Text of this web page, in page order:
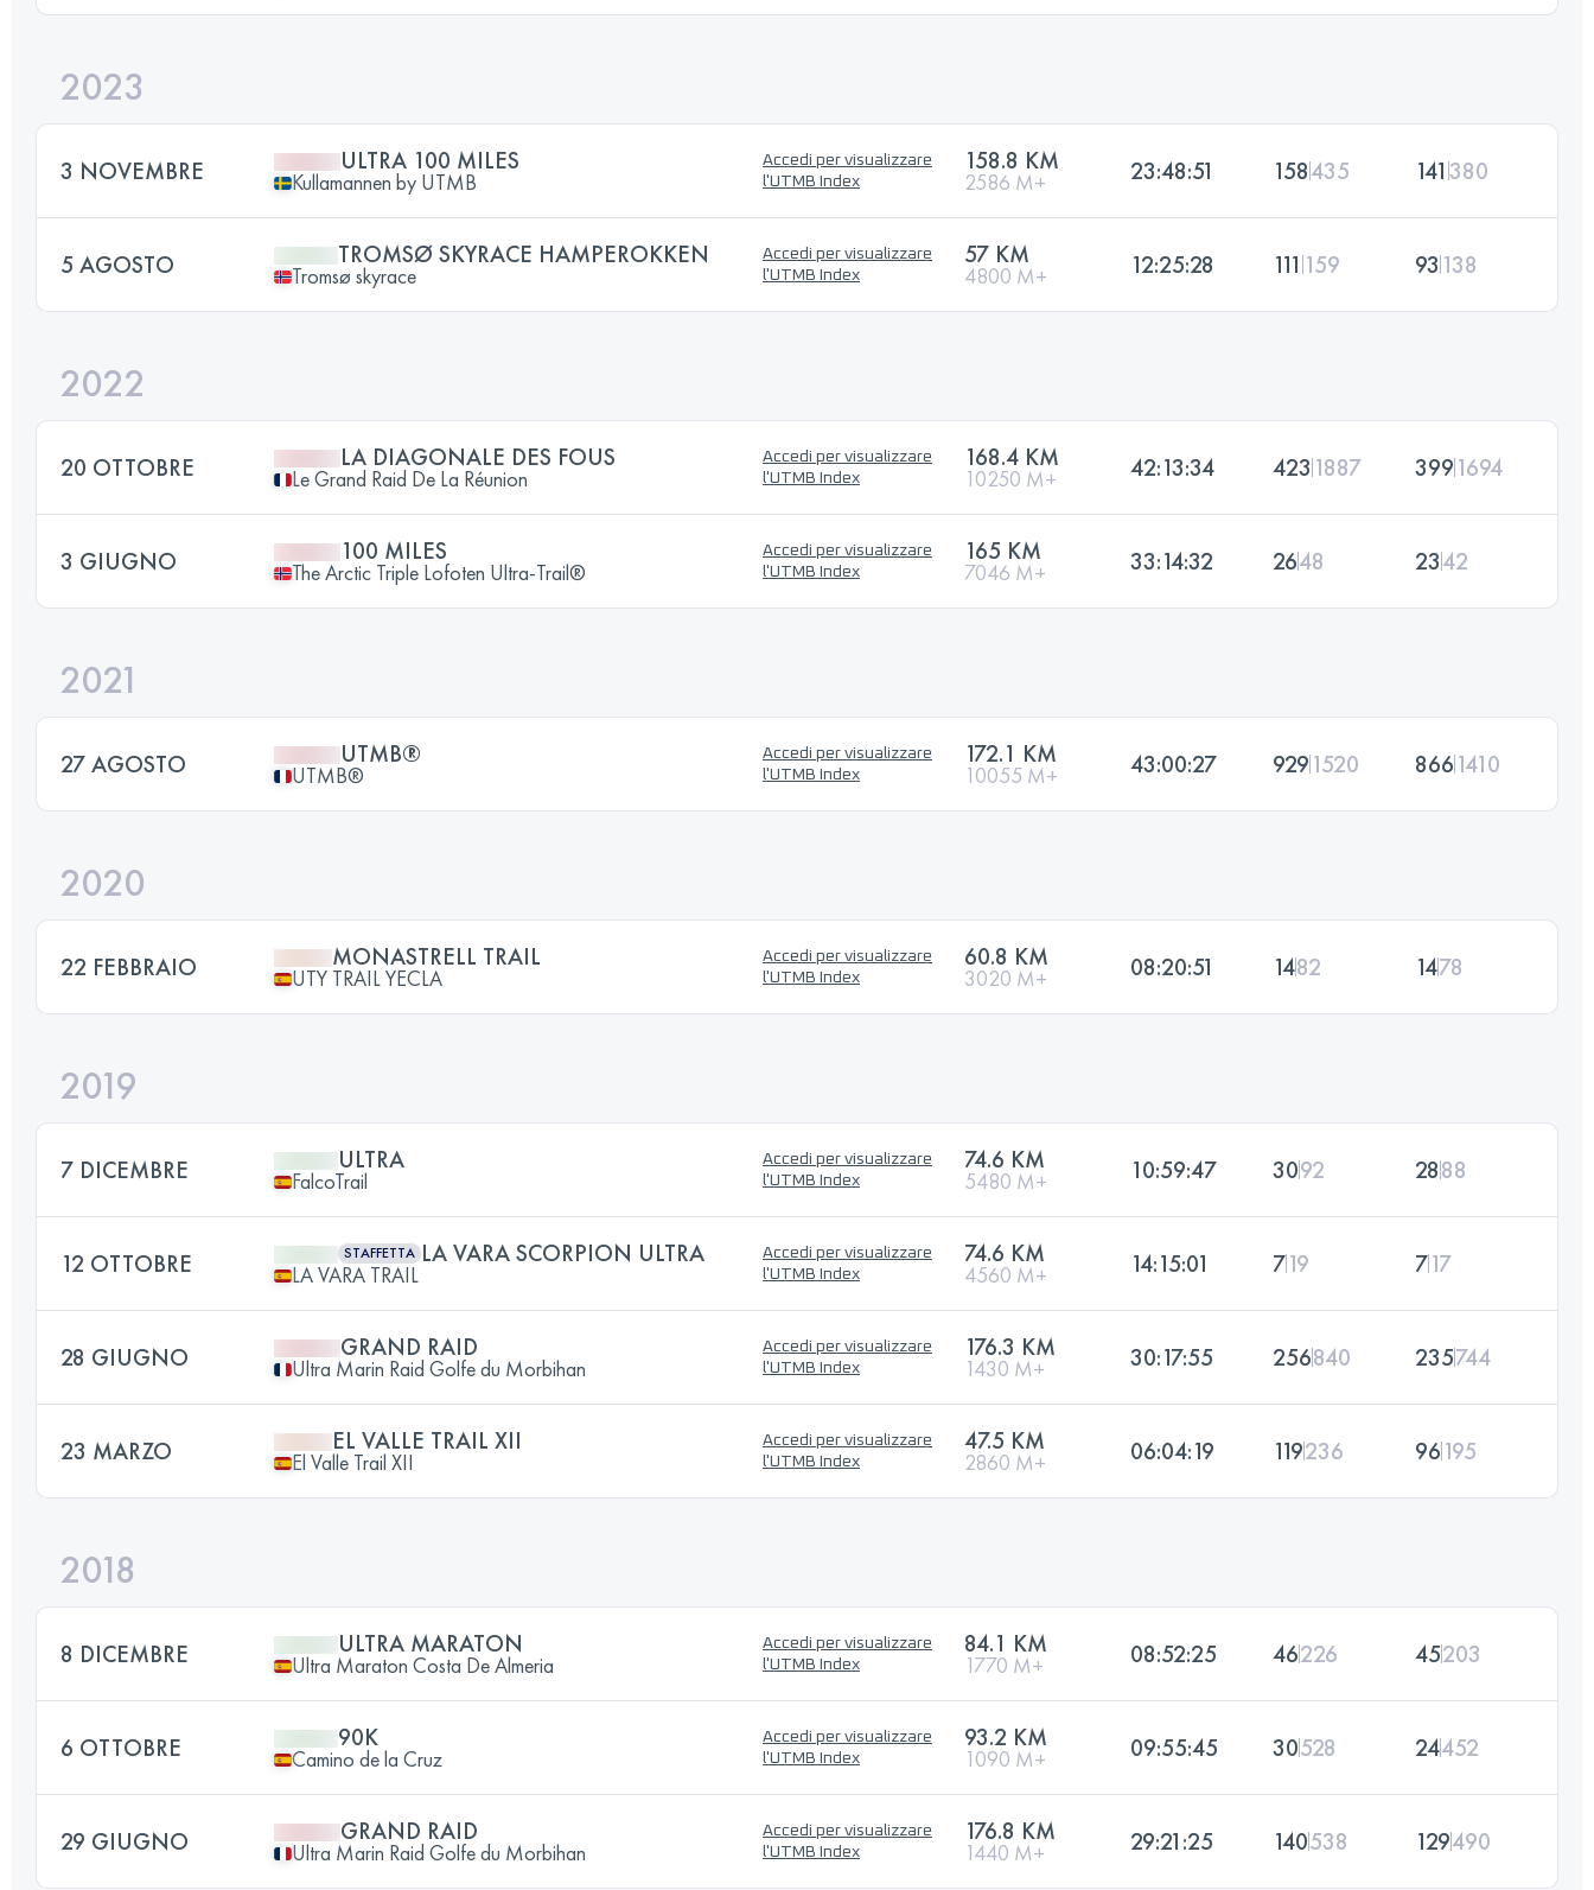
2023
3 NOVEMBRE ULTRA 100 MILES
Kullamannen by UTMB
Accedi per visualizzare
l'UTMB Index
158.8 KM
2586 M+ 23:48:51 158435 141380
5 AGOSTO TROMSØ SKYRACE HAMPEROKKEN
Tromsø skyrace
Accedi per visualizzare
l'UTMB Index
57 KM
4800 M+ 12:25:28 111 159 93 138
2022
20 OTTOBRE LA DIAGONALE DES FOUS
Le Grand Raid De La Réunion
Accedi per visualizzare
l'UTMB Index
168.4 KM
10250 M+ 42:13:34 423 1887 3991694
3 GIUGNO 100 MILES
The Arctic Triple Lofoten Ultra-Trail®
Accedi per visualizzare
l'UTMB Index
165 KM
7046 M+ 33:14:32 2648 2342
2021
27 AGOSTO UTMB®
UTMB®
Accedi per visualizzare
l'UTMB Index
172.1 KM
10055 M+ 43:00:27 9291520 8661410
2020
22 FEBBRAIO MONASTRELL TRAIL
UTY TRAIL YECLA
Accedi per visualizzare
l'UTMB Index
60.8 KM
3020 M+ 08:20:51 1482 1478
2019
7 DICEMBRE ULTRA
FalcoTrail
Accedi per visualizzare
l'UTMB Index
74.6 KM
5480 M+ 10:59:47 3092 2888
12 OTTOBRE STAFFETTA LA VARA SCORPION ULTRA
LA VARA TRAIL
Accedi per visualizzare
l'UTMB Index
74.6 KM
4560 M+ 14:15:01 719 717
28 GIUGNO GRAND RAID
Ultra Marin Raid Golfe du Morbihan
Accedi per visualizzare
l'UTMB Index
176.3 KM
1430 M+ 30:17:55 256840 235744
23 MARZO EL VALLE TRAIL XII
El Valle Trail XII
Accedi per visualizzare
l'UTMB Index
47.5 KM
2860 M+ 06:04:19 119236 96195
2018
8 DICEMBRE ULTRA MARATON
Ultra Maraton Costa De Almeria
Accedi per visualizzare
l'UTMB Index
84.1 KM
1770 M+ 08:52:25 46226 45203
6 OTTOBRE 90K
Camino de la Cruz
Accedi per visualizzare
l'UTMB Index
93.2 KM
1090 M+ 09:55:45 30528 24452
29 GIUGNO GRAND RAID
Ultra Marin Raid Golfe du Morbihan
Accedi per visualizzare
l'UTMB Index
176.8 KM
1440 M+ 29:21:25 140538 129490